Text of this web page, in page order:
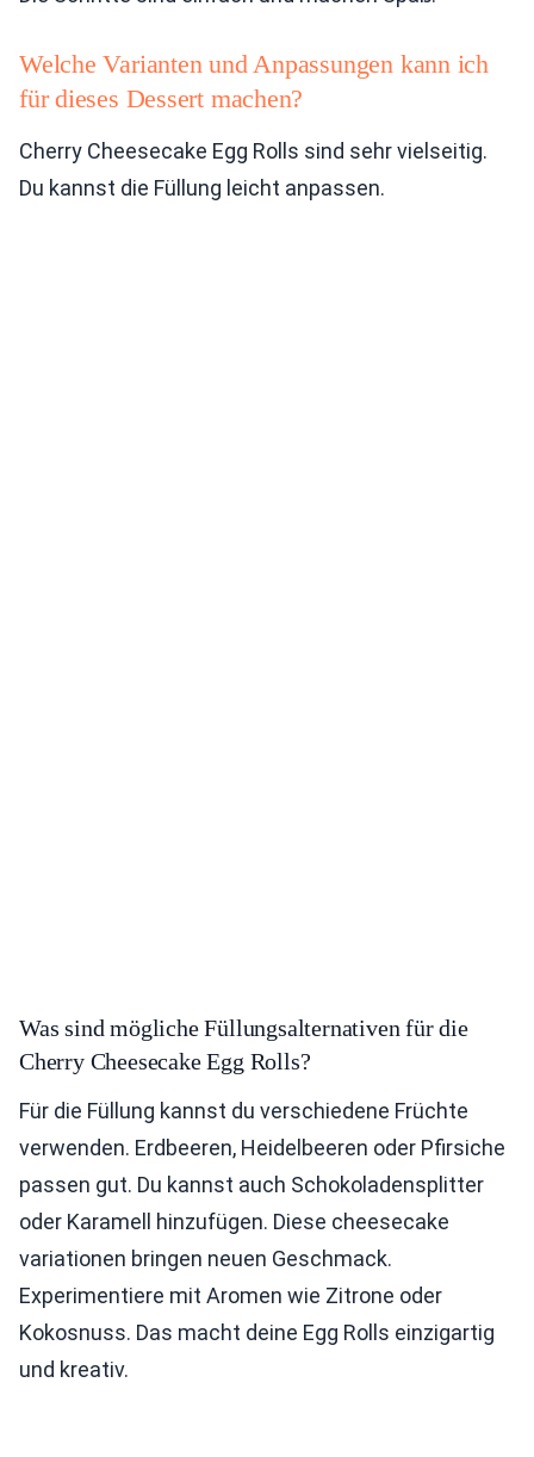
Welche Varianten und Anpassungen kann ich
für dieses Dessert machen?
Cherry Cheesecake Egg Rolls sind sehr vielseitig.
Du kannst die Füllung leicht anpassen.
Was sind mögliche Füllungsalternativen für die
Cherry Cheesecake Egg Rolls?
Für die Füllung kannst du verschiedene Früchte
verwenden. Erdbeeren, Heidelbeeren oder Pfirsiche
passen gut. Du kannst auch Schokoladensplitter
oder Karamell hinzufügen. Diese cheesecake
variationen bringen neuen Geschmack.
Experimentiere mit Aromen wie Zitrone oder
Kokosnuss. Das macht deine Egg Rolls einzigartig
und kreativ.